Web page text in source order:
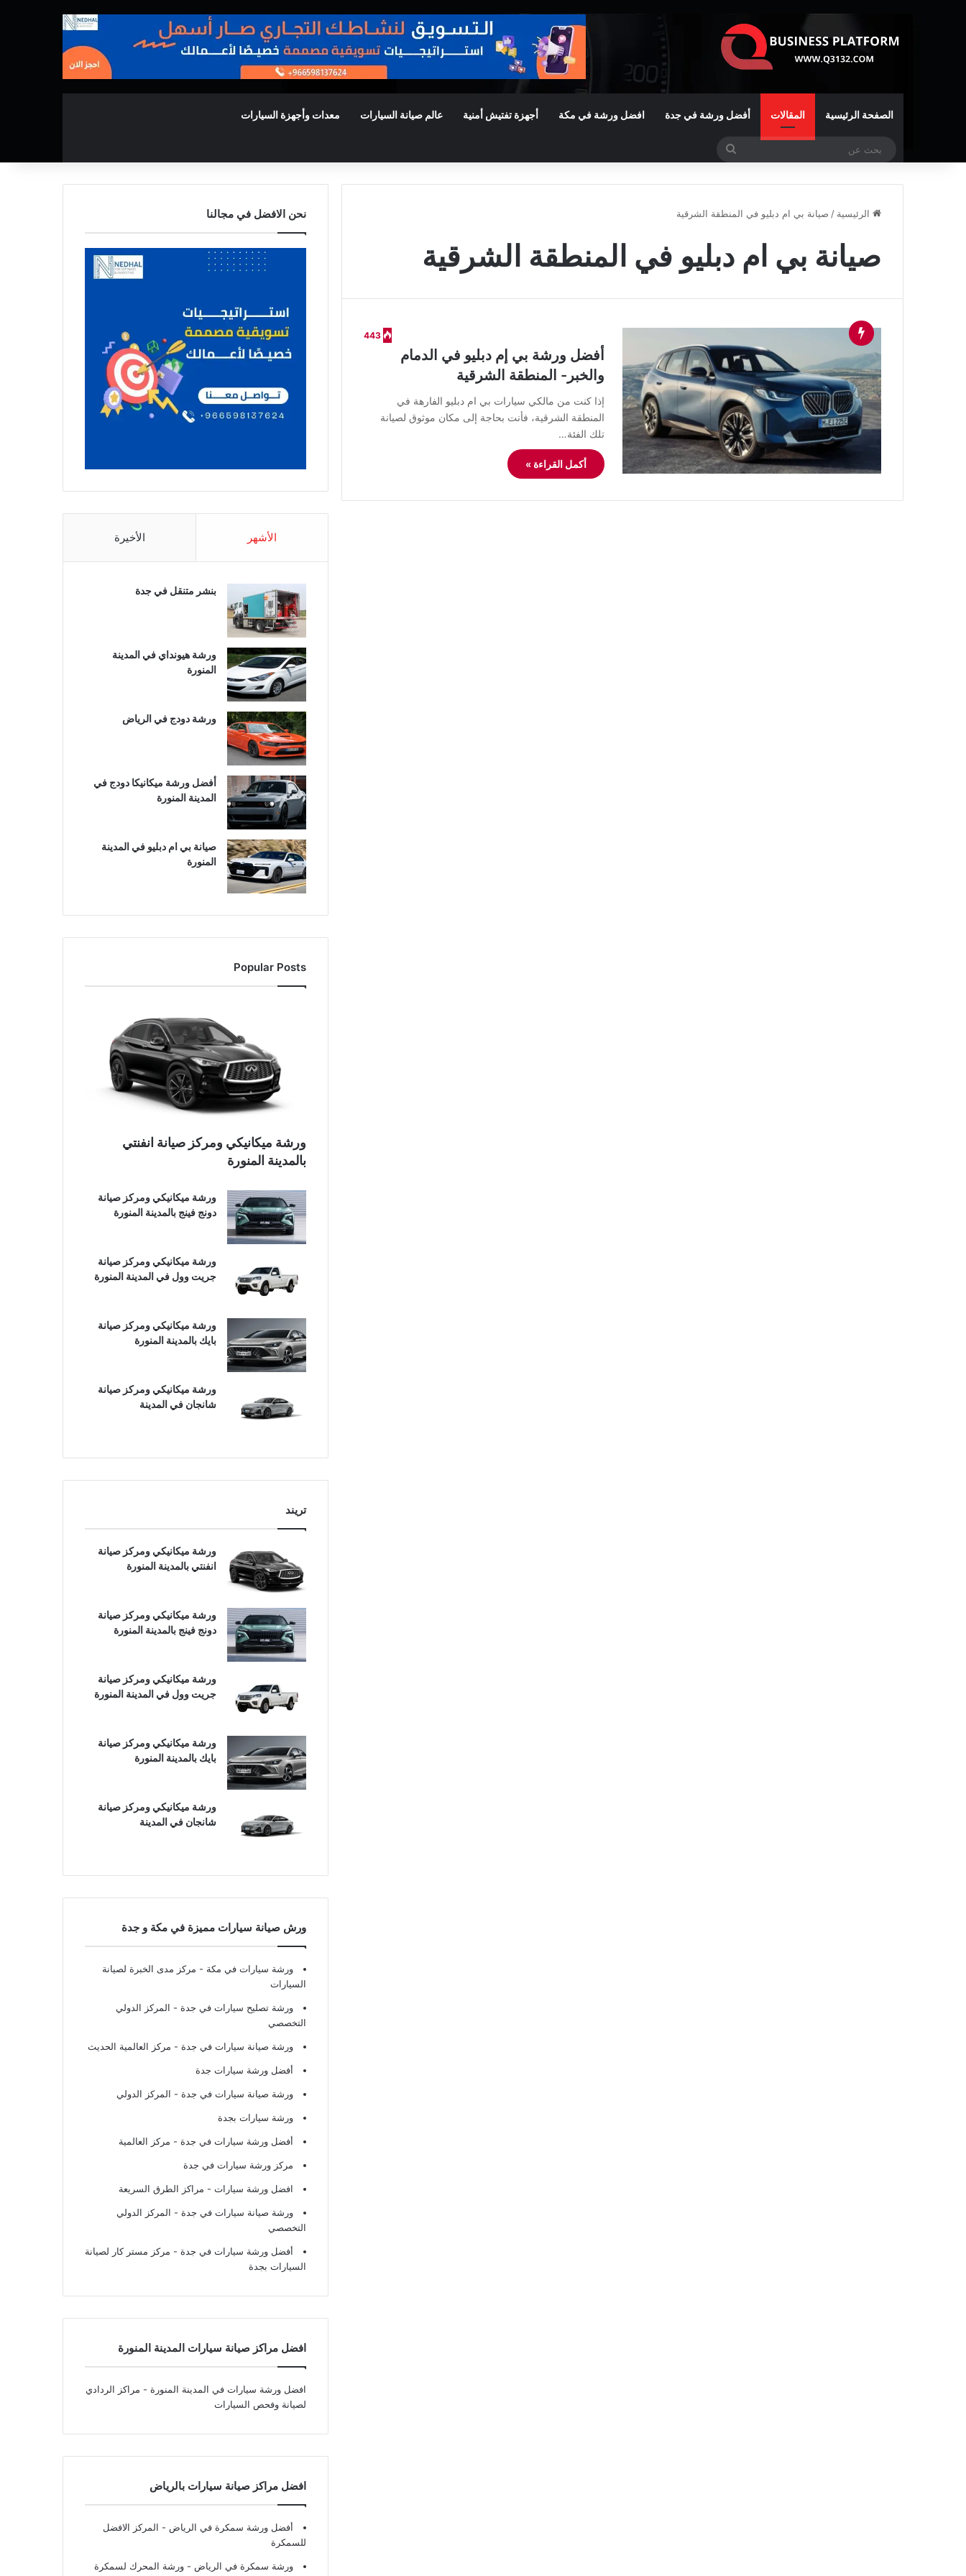
الصفحة الرئيسية المقالات أفضل ورشة في جدة افضل ورشة في مكة أجهزة تفتيش أمنية عالم صيانة السيارات معدات وأجهزة السيارات
الرئيسية / صيانة بي ام دبليو في المنطقة الشرقية
صيانة بي ام دبليو في المنطقة الشرقية
443
أفضل ورشة بي إم دبليو في الدمام
والخبر- المنطقة الشرقية
​إذا كنت من مالكي سيارات بي ام دبليو الفارهة في
المنطقة الشرقية، فأنت بحاجة إلى مكان موثوق لصيانة
تلك الفئة…
أكمل القراءة »
نحن الافضل في مجالنا
الأشهر الأخيرة
بنشر متنقل في جدة
ورشة هيونداي في المدينة
المنورة
ورشة دودج في الرياض
أفضل ورشة ميكانيكا دودج في
المدينة المنورة
صيانة بي ام دبليو في المدينة
المنورة
Popular Posts
ورشة ميكانيكي ومركز صيانة انفنتي
بالمدينة المنورة
ورشة ميكانيكي ومركز صيانة
دونج فينج بالمدينة المنورة
ورشة ميكانيكي ومركز صيانة
جريت وول في المدينة المنورة
ورشة ميكانيكي ومركز صيانة
بايك بالمدينة المنورة
ورشة ميكانيكي ومركز صيانة
شانجان في المدينة
تريند
ورشة ميكانيكي ومركز صيانة
انفنتي بالمدينة المنورة
ورشة ميكانيكي ومركز صيانة
دونج فينج بالمدينة المنورة
ورشة ميكانيكي ومركز صيانة
جريت وول في المدينة المنورة
ورشة ميكانيكي ومركز صيانة
بايك بالمدينة المنورة
ورشة ميكانيكي ومركز صيانة
شانجان في المدينة
ورش صيانة سيارات مميزة في مكة و جدة
ورشة سيارات في مكة - مركز مدى الخبرة لصيانة
السيارات
ورشة تصليح سيارات في جدة - المركز الدولي
التخصصي
ورشة صيانة سيارات في جدة - مركز العالمية الحديث
أفضل ورشة سيارات جدة
ورشة صيانة سيارات في جدة - المركز الدولي
ورشة سيارات بجدة
أفضل ورشة سيارات في جدة - مركز العالمية
مركز ورشة سيارات في جدة
افضل ورشة سيارات - مراكز الطرق السريعة
ورشة صيانة سيارات في جدة - المركز الدولي
التخصصي
أفضل ورشة سيارات في جدة - مركز مستر كار لصيانة
السيارات بجدة
افضل مراكز صيانة سيارات المدينة المنورة
افضل ورشة سيارات في المدينة المنورة - مراكز الردادي
لصيانة وفحص السيارات
افضل مراكز صيانة سيارات بالرياض
أفضل ورشة سمكرة في الرياض - المركز الافضل
للسمكرة
ورشة سمكرة في الرياض - ورشة المحرك لسمكرة